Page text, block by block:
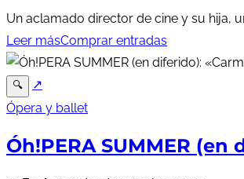
Un aclamado director de cine y su hija,
Leer másComprar entradas
🔍
↗
Ópera y ballet
Óh!PERA SUMMER (en